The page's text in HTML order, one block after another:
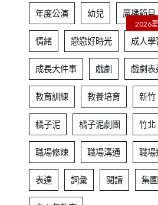
年度公演 幼兒 廣播節目
情緒 戀戀好時光 成人學
成長大件事 戲劇 戲劇表
教育訓練 教養培育 新竹
橘子泥 橘子泥劇團 竹北
職場修煉 職場溝通 職場
表達 詞彙 閱讀 集